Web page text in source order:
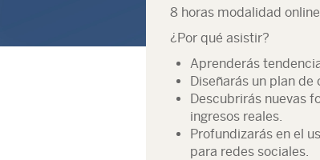
8 horas modalidad online
¿Por qué asistir?
Aprenderás
Diseñarás un plan
Descubrirás nuevas
ingresos reales.
Profundizarás en el
para redes sociales.